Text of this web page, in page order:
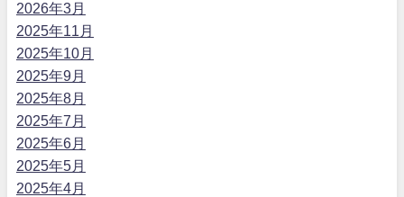
2026年3月
2025年11月
2025年10月
2025年9月
2025年8月
2025年7月
2025年6月
2025年5月
2025年4月